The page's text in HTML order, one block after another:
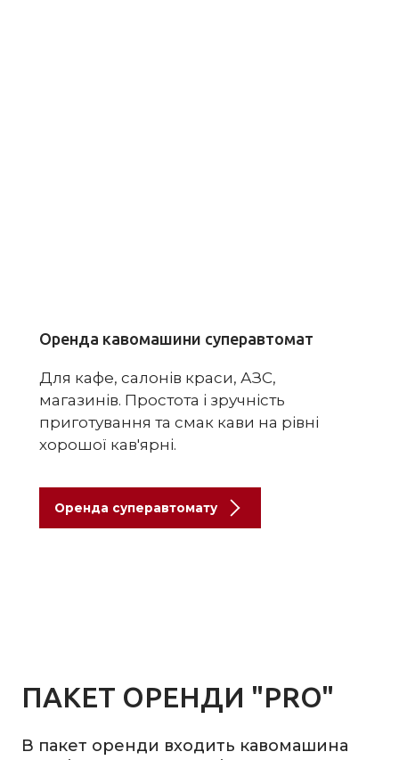
Оренда кавомашини суперавтомат
Для кафе, салонів краси, АЗС,
магазинів. Простота і зручність
приготування та смак кави на рівні
хорошої кав'ярні.
Оренда суперавтомату
ПАКЕТ ОРЕНДИ "PRO"
В пакет оренди входить кавомашина